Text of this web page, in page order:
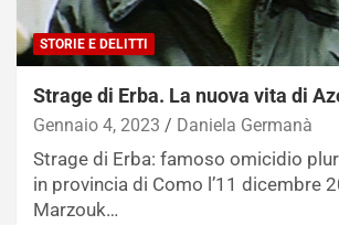
STORIE E DELITTI
Strage di Erba. La nuova vita di
Gennaio 4, 2023 Daniela Germanà
Strage di Erba: famoso omicidio
in provincia di Como l’11 dicembre
Marzouk…